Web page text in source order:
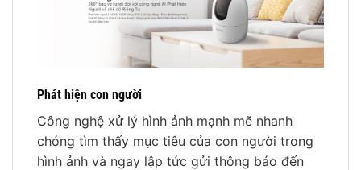
Phát hiện con người
Công nghệ xử lý hình ảnh mạnh mẽ nhanh
chóng tìm thấy mục tiêu của con người trong
hình ảnh và ngay lập tức gửi thông báo đến